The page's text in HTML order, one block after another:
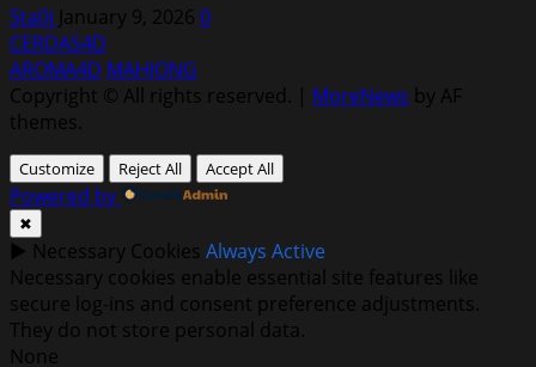
5ta0j January 9, 2026 0
CERDAS4D
AROMA4D MAHJONG
Copyright © All rights reserved. | MoreNews by AF
themes.
Customize Reject All Accept All
Powered by
✖
► Necessary Cookies Always Active
Necessary cookies enable essential site features like
secure log-ins and consent preference adjustments.
They do not store personal data.
None